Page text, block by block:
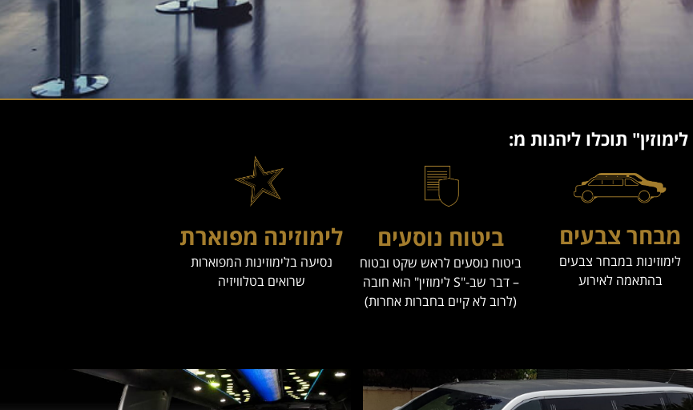
לימוזין" תוכלו ליהנות מ:
מבחר צבעים
לימוזינות במבחר צבעים
בהתאמה לאירוע
ביטוח נוסעים
ביטוח נוסעים לראש שקט ובטוח
– דבר שב-"S לימוזין" הוא חובה
(לרוב לא קיים בחברות אחרות)
לימוזינה מפוארת
נסיעה בלימוזינות המפוארות
שרואים בטלוויזיה